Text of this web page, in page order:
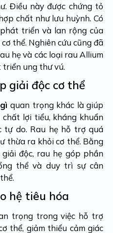
Điều này được chứng tỏ
chất như lưu huỳnh. Có
triển và lan rộng của
thể. Nghiên cứu cũng đã
hẹ và các loại rau Allium
triển ung thư vú.
giải độc cơ thể
gìquan trọng khác là giúp
lợi tiểu, kháng khuẩn
tự do. Rau hẹ hỗ trợ quá
thừa ra khỏi cơ thể. Bằng
độc, rau hẹ góp phần
thể và duy trì sự cân
hệ tiêu hóa
trọng trong việc hỗ trợ
thể, giảm thiểu cảm giác